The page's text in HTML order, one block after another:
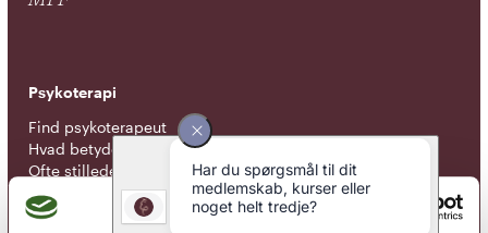
Psykoterapi
Find psykoterapeut
Hvad betyder titlen 'psykoterapeut MPF' ?
Ofte stillede spørgsmål
Psykoterapeuter nær dig